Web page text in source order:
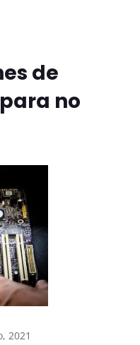
de
no
2021